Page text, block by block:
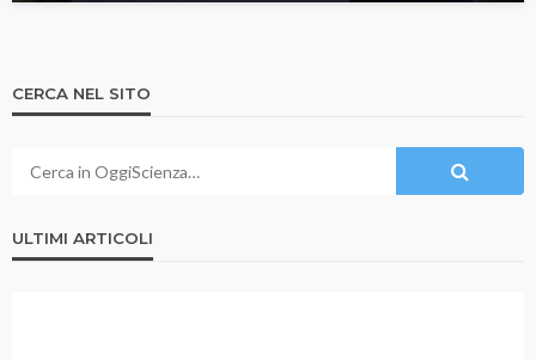
CERCA NEL SITO
ULTIMI ARTICOLI